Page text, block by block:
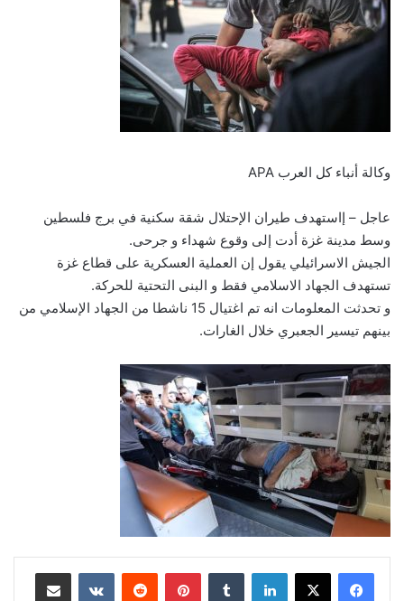
وكالة أنباء كل العرب APA
عاجل – إاستهدف طيران الإحتلال شقة سكنية في برج فلسطين
وسط مدينة غزة أدت إلى وقوع شهداء و جرحى.
الجيش الاسرائيلي يقول إن العملية العسكرية على قطاع غزة
تستهدف الجهاد الاسلامي فقط و البنى التحتية للحركة.
و تحدثت المعلومات انه تم اغتيال 15 ناشطا من الجهاد الإسلامي من
بينهم تيسير الجعبري خلال الغارات.
لينكدإن بينتيريست مشاركة عبر البريد